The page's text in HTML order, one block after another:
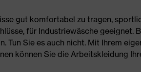
gut komfortabel zu tragen,
für Industriewäsche geeignet.
Tun Sie es auch nicht. Mit Ihrem
können Sie die Arbeitskleidung